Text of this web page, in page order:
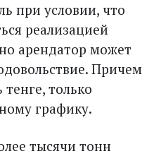
при условии, что
реализацией
арендатор может
Причем
только
графику.
тысячи тонн